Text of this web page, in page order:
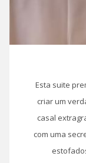
Esta suite
criar um
casal
com uma